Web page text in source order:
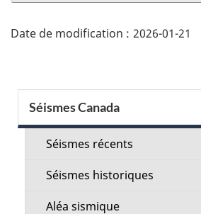
page"
Date de modification : 2026-01-21
Menu
de
Séismes Canada
Séismes récents
Séismes historiques
Aléa sismique